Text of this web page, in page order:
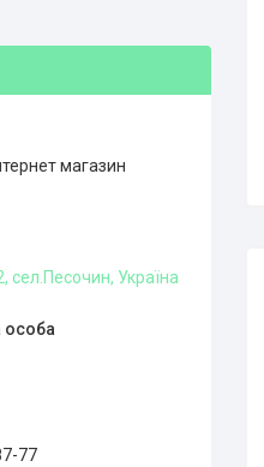
магазин
сел.Песочин, Україна
77